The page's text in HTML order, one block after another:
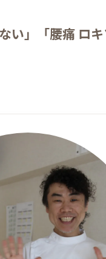
･逆子･安産
い」「腰痛 ロ